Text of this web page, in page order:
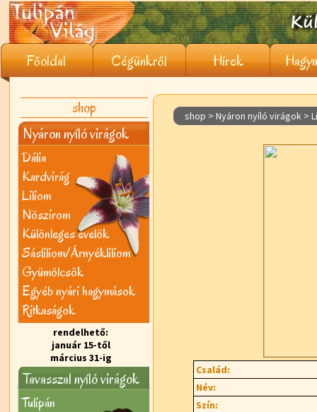
Főoldal Cégünkről Hírek
shop
Nyáron nyíló virágok
Dália
Kardvirág
Liliom
Nõszirom
Különleges évelõk
Sásliliom/Árnyékliliom
Gyümölcsök
Egyéb nyári hagymások
Ritkaságok
rendelhető:
január 15-től
március 31-ig
Tavasszal nyíló virágok
Tulipán
shop > Nyáron nyíló virágok >
Család:
Név:
Szín: